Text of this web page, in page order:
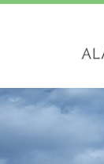
サイトマップ